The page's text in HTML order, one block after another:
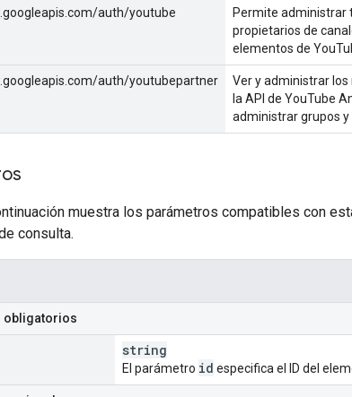
auth/youtube
Permite administrar
propietarios de
elementos de
auth/youtubepartner
Ver y administrar los
la API de YouTube
administrar grupos y
muestra los parámetros compatibles con
consulta.
obligatorios
string
El parámetro id especifica el ID del